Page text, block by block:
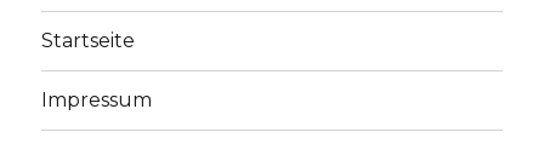
Startseite
Impressum